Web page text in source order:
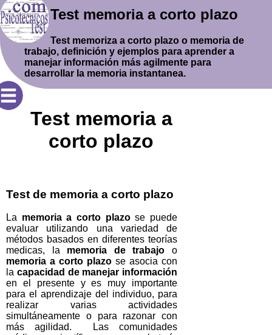
Test memoria a corto plazo
Test memoriza a corto plazo o memoria de
trabajo, definición y ejemplos para aprender a
manejar información más agilmente para
desarrollar la memoria instantanea.
Test memoria a
corto plazo
Test de memoria a corto plazo
La memoria a corto plazose puede
evaluar utilizando una variedad de
métodos basados en diferentes teorías
medicas, la memoria de trabajo o
memoria a corto plazo se asocia con
la capacidad de manejar información
en el presente y es muy importante
para el aprendizaje del individuo, para
realizar varias actividades
simultáneamente o para razonar con
más agilidad. Las comunidades